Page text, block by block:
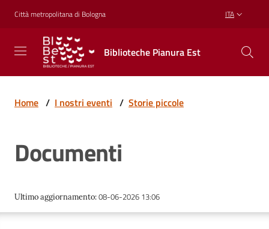
Vai al contenuto
Vai alla navigazione
Vai al footer
Città metropolitana di Bologna ITA
Biblioteche Pianura Est
Biblioteche
Pianura
Est
CREARE,
RICREARSI
Biblioteche
Home / I nostri eventi / Storie piccole
Documenti
Ultimo aggiornamento:08-06-2026 13:06